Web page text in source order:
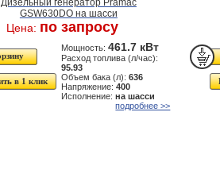
Цена: по запросу
в 1 клик
Мощность:461.7 кВт
Расход топлива (л/час):
95.93
Объем бака (л):636
Напряжение:400
Исполнение:на шасси
подробнее >>